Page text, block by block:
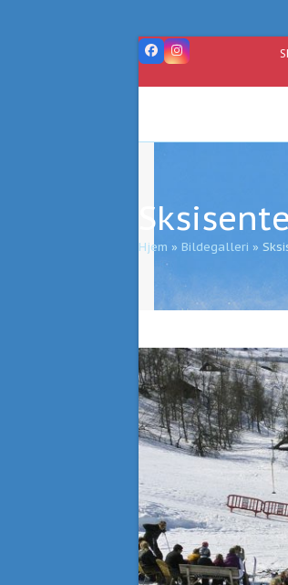
FacebookInstagram
Hjem » Bildegalleri »